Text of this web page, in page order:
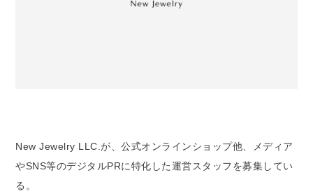
New Jewelry LLC.が、公式オンラインショップ他、メディア
やSNS等のデジタルPRに特化した運営スタッフを募集してい
る。